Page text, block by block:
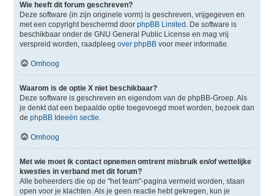
Wie heeft dit forum geschreven?
Deze software (in zijn originele vorm) is geschreven, vrijgegeven en
met een copyright beschermd door phpBB Limited . De software is
beschikbaar onder de GNU General Public License en mag vrij
verspreid worden, raadpleeg over phpBBvoor meer informatie.
Omhoog
Waarom is de optie X niet beschikbaar?
Deze software is geschreven en eigendom van de phpBB-Groep. Als
je denkt dat een bepaalde optie toegevoegd moet worden, bezoek dan
de phpBB Ideeën sectie.
Omhoog
Met wie moet ik contact opnemen omtrent misbruik en/of wettelijke
kwesties in verband met dit forum?
Alle beheerders die op de "het team"-pagina vermeld worden, staan
open voor je klachten. Als je geen reactie hebt gekregen, kun je